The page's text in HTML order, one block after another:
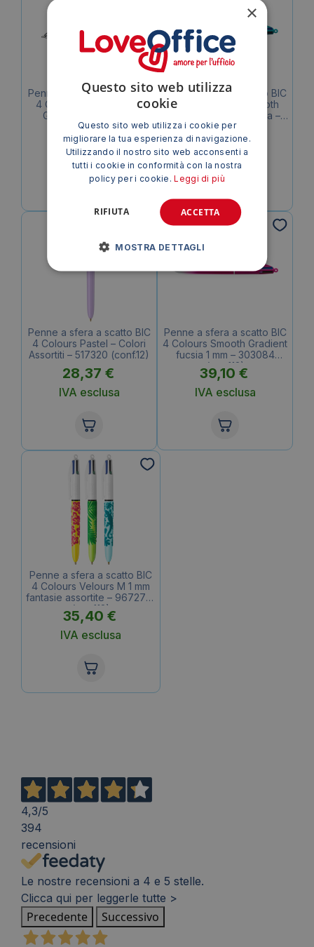
Penne a sfera a scatto BIC
4 Colours 1 mm Smooth
Gradient Blu 524091
(conf.12)
38,69€
IVA esclusa
Penne a sfera a scatto BIC
4 Colours 1 mm Smooth
Gradient Verde Acqua –
524092 (conf.12)
38,69€
IVA esclusa
Penne a sfera a scatto BIC
4 Colours Pastel – Colori
Assortiti – 517320 (conf.12)
28,37 €
IVA esclusa
Penne a sfera a scatto BIC
4 Colours Smooth Gradient
fucsia 1 mm – 303084
(conf.12)
39,10 €
IVA esclusa
Penne a sfera a scatto BIC
4 Colours Velours M 1 mm
fantasie assortite – 9672771
(conf.12)
35,40 €
IVA esclusa
4,3/5
394
recensioni
Le nostre recensioni a 4 e 5 stelle.
Clicca qui per leggerle tutte >
Precedente Successivo
×
Questo sito web utilizza
cookie
Questo sito web utilizza i cookie per
migliorare la tua esperienza di navigazione.
Utilizzando il nostro sito web acconsenti a
tutti i cookie in conformità con la nostra
policy per i cookie.Leggi di più
ACCETTA
RIFIUTA
MOSTRA DETTAGLI